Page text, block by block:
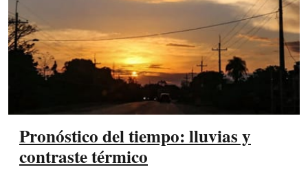
Pronóstico del tiempo: lluvias y
contraste térmico